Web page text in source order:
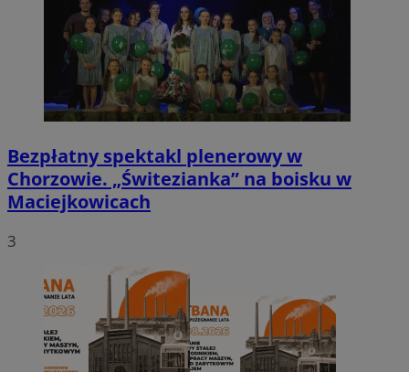
Bezpłatny spektakl plenerowy w
Chorzowie. „Świtezianka” na boisku w
Maciejkowicach
3